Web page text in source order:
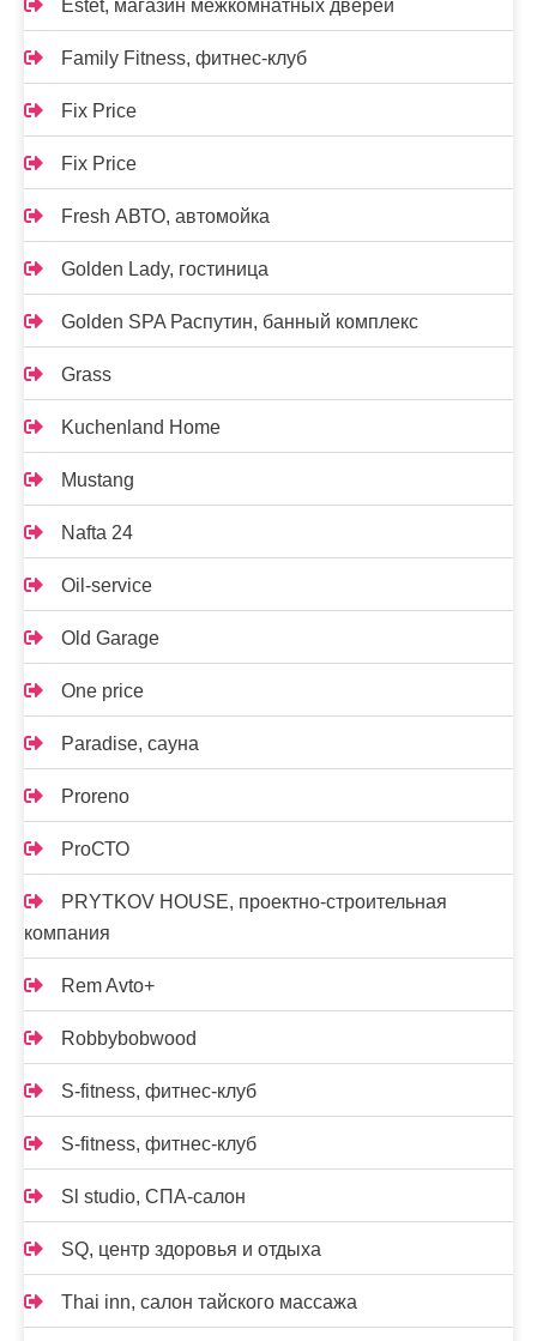
Estet, магазин межкомнатных дверей
Family Fitness, фитнес-клуб
Fix Price
Fix Price
Fresh АВТО, автомойка
Golden Lady, гостиница
Golden SPA Распутин, банный комплекс
Grass
Kuchenland Home
Mustang
Nafta 24
Oil-service
Old Garage
One price
Paradise, сауна
Proreno
ProСТО
PRYTKOV HOUSE, проектно-строительная
компания
Rem Avto+
Robbybobwood
S-fitness, фитнес-клуб
S-fitness, фитнес-клуб
Sl studio, СПА-салон
SQ, центр здоровья и отдыха
Thai inn, салон тайского массажа